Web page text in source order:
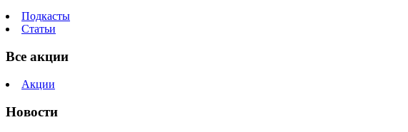
Подкасты
Статьи
Все акции
Акции
Новости